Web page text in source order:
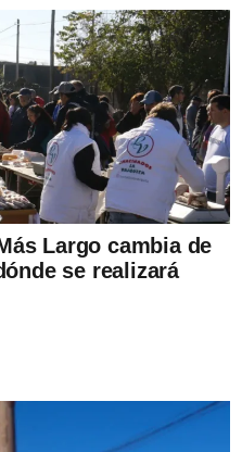
Largo cambia de
se realizará